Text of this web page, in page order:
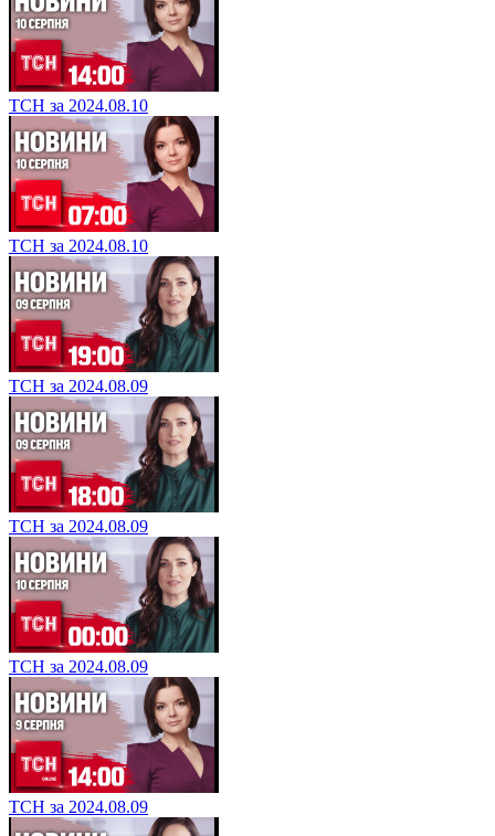
ТСН за 2024.08.10
ТСН за 2024.08.10
ТСН за 2024.08.09
ТСН за 2024.08.09
ТСН за 2024.08.09
ТСН за 2024.08.09